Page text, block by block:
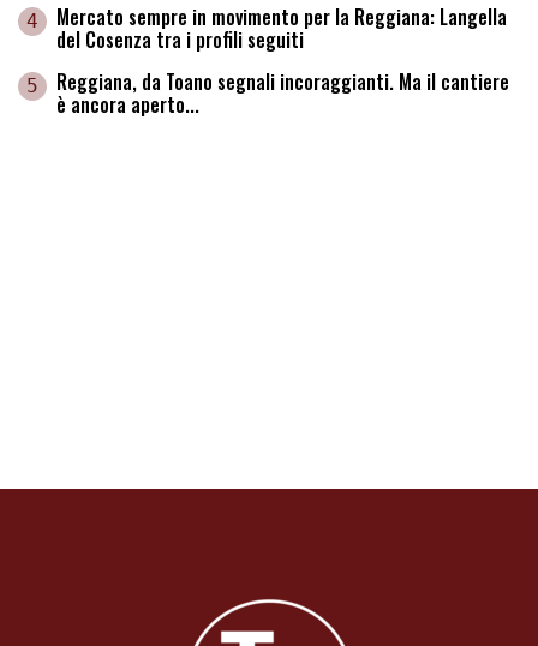
4 Mercato sempre in movimento per la Reggiana: Langella
del Cosenza tra i profili seguiti
5 Reggiana, da Toano segnali incoraggianti. Ma il cantiere
è ancora aperto...